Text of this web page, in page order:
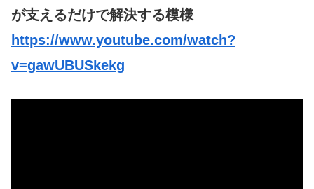
が支えるだけで解決する模様
https://www.youtube.com/watch?
v=gawUBUSkekg